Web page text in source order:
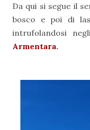
Da qui si segue il
bosco e poi di
intrufolandosi
Armentara.